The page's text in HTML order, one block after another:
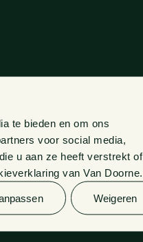
te bieden en om ons
voor social media,
u aan ze heeft verstrekt of
van Van Doorne.
Weigeren